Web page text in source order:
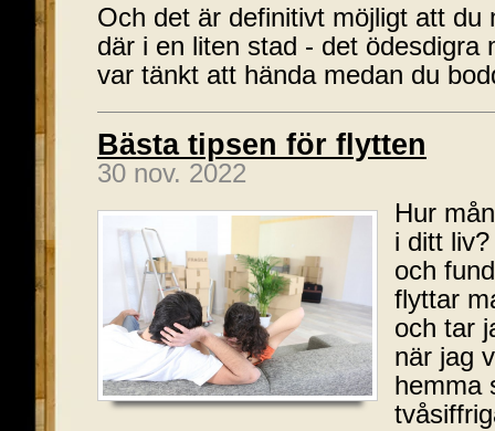
Och det är definitivt möjligt att du
där i en liten stad - det ödesdigra
var tänkt att hända medan du
Bästa tipsen för flytten
30 nov. 2022
Hur
i ditt
och
flyttar
och tar
när jag
hemma